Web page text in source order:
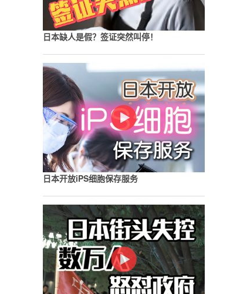
日本缺人是假？签证突然叫停！
日本开放iPS细胞保存服务